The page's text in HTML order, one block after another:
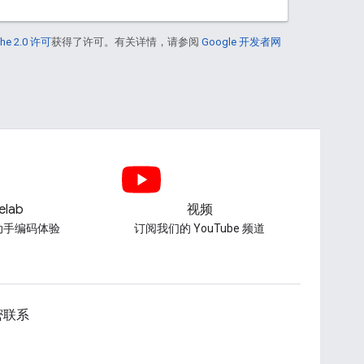
2.0 许可获得了许可。有关详情，请参阅 Google 开发者网
手编码体验
视频
订阅我们的 YouTube 频道
联系